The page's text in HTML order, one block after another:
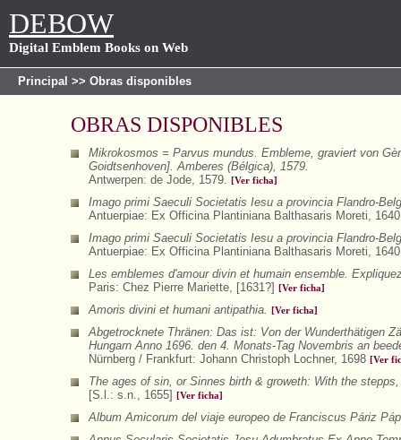
DEBOW
Digital Emblem Books on Web
Principal >> Obras disponibles
OBRAS DISPONIBLES
Mikrokosmos = Parvus mundus. Embleme, graviert von
Goidtsenhoven]. Amberes (Bélgica), 1579.
Antwerpen: de Jode, 1579.
[Ver ficha]
Imago primi Saeculi Societatis Iesu a provincia Flandro-
Antuerpiae: Ex Officina Plantiniana Balthasaris Moreti,
Imago primi Saeculi Societatis Iesu a provincia Flandro-
Antuerpiae: Ex Officina Plantiniana Balthasaris Moreti,
Les emblemes d'amour divin et humain ensemble.
Paris: Chez Pierre Mariette, [1631?]
[Ver ficha]
Amoris divini et humani antipathia. [Ver ficha]
Abgetrocknete Thränen: Das ist: Von der Wunderthätigen
Hungarn Anno 1696. den 4. Monats-Tag Novembris an
Nürnberg / Frankfurt: Johann Christoph Lochner, 1698 [Ver
The ages of sin, or Sinnes birth & groweth: With the
[S.l.: s.n., 1655]
[Ver ficha]
Album Amicorum del viaje europeo de Franciscus Páriz